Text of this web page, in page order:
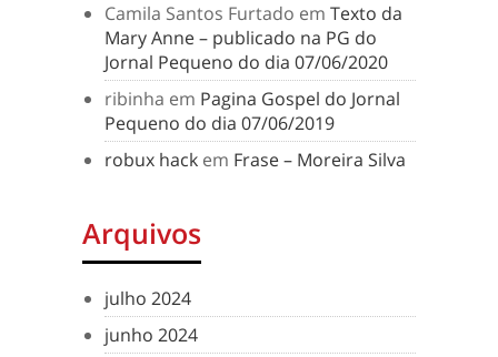
Camila Santos Furtado em Texto da
Mary Anne – publicado na PG do
Jornal Pequeno do dia 07/06/2020
ribinha em Pagina Gospel do Jornal
Pequeno do dia 07/06/2019
robux hack em Frase – Moreira Silva
Arquivos
julho 2024
junho 2024